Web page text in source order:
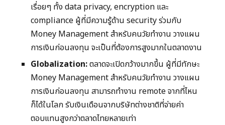
เรื่อยๆ ทั้ง data privacy, encryption และ
compliance ผู้ที่มีความรู้ด้าน security ร่วมกับ
Money Management สำหรับคนวัยทำงาน วางแผน
การเงินก่อนลงทุน จะเป็นที่ต้องการสูงมากในตลาดงาน
Globalization:ตลาดจะเปิดกว้างมากขึ้น ผู้ที่มีทักษะ
Money Management สำหรับคนวัยทำงาน วางแผน
การเงินก่อนลงทุน สามารถทำงาน remote จากที่ไหน
ก็ได้ในโลก รับเงินเดือนจากบริษัทต่างชาติที่จ่ายค่า
ตอบแทนสูงกว่าตลาดไทยหลายเท่า